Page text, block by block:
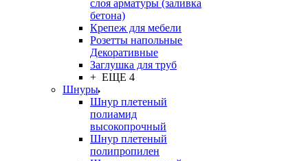
слоя арматуры (заливка
бетона)
Крепеж для мебели
Розетты напольные
Декоративные
Заглушка для труб
+ ЕЩЕ 4
Шнуры
Шнур плетеный
полиамид
высокопрочный
Шнур плетеный
полипропилен